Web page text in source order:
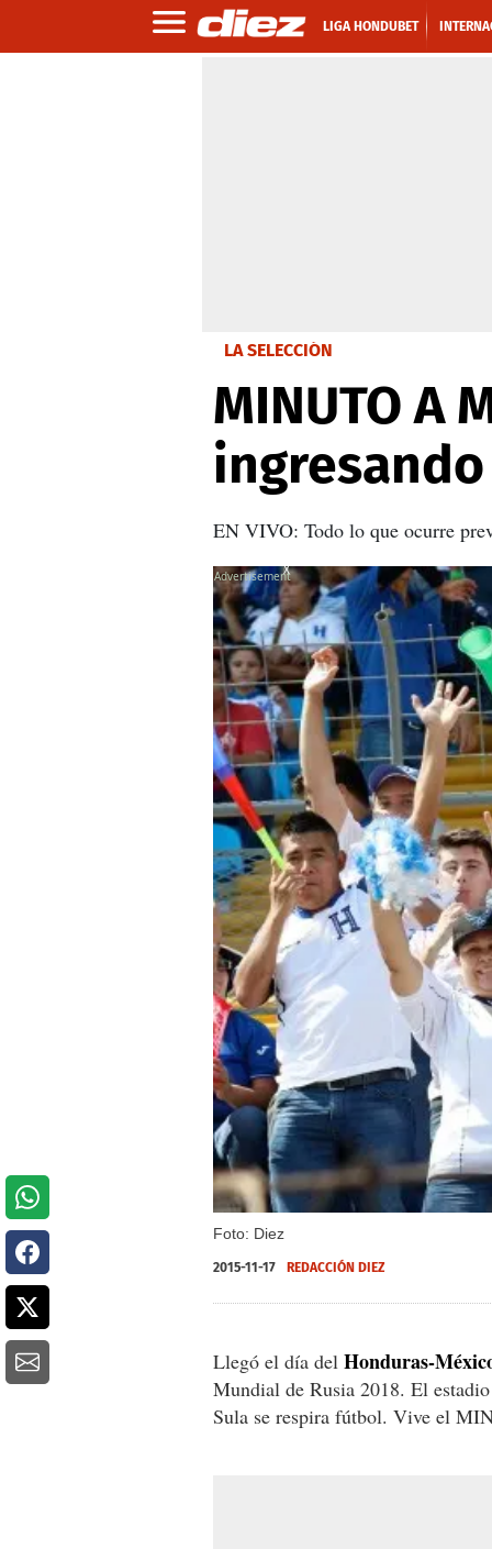
LIGA HONDUBET
LA SELECCIÓN
MINUTO A
EN VIVO: Todo lo que ocurre
Foto: Diez
X
2015-11-17 REDACCIÓN DIEZ
Llegó el día del Honduras-
Mundial de Rusia 2018. El
Sula se respira fútbol. Vive el